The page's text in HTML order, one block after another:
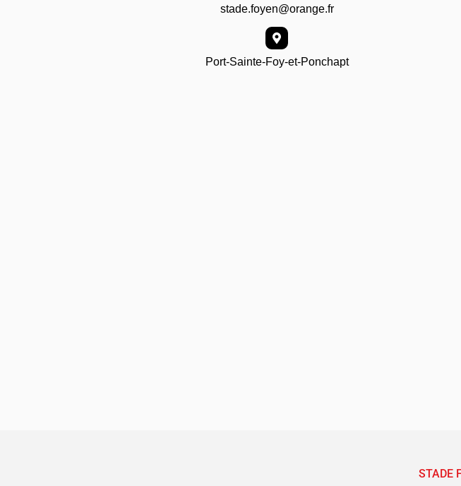
stade.foyen@orange.fr
Port-Sainte-Foy-et-Ponchapt
STADE